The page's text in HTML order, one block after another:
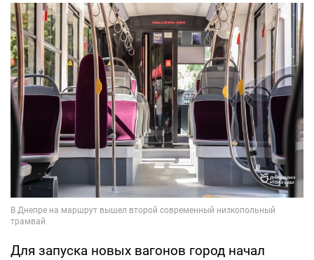
Для запуска новых вагонов город начал